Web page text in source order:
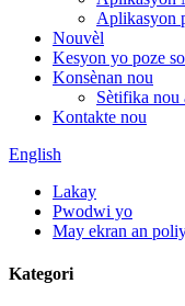
Aplikasyon
Nouvèl
Kesyon yo poze
Konsènan nou
Sètifika nou
Kontakte nou
English
Lakay
Pwodwi yo
May ekran an
Kategori